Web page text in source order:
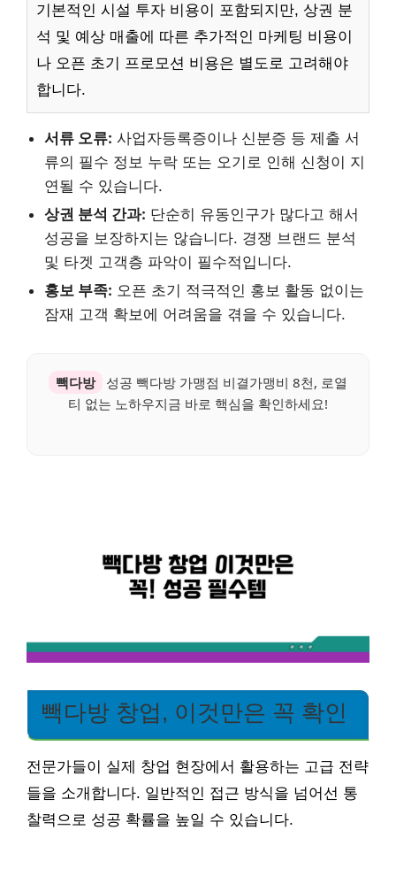
기본적인 시설 투자 비용이 포함되지만, 상권 분
석 및 예상 매출에 따른 추가적인 마케팅 비용이
나 오픈 초기 프로모션 비용은 별도로 고려해야
합니다.
서류 오류: 사업자등록증이나 신분증 등 제출 서
류의 필수 정보 누락 또는 오기로 인해 신청이 지
연될 수 있습니다.
상권 분석 간과: 단순히 유동인구가 많다고 해서
성공을 보장하지는 않습니다. 경쟁 브랜드 분석
및 타겟 고객층 파악이 필수적입니다.
홍보 부족: 오픈 초기 적극적인 홍보 활동 없이는
잠재 고객 확보에 어려움을 겪을 수 있습니다.
빽다방
성공 빽다방 가맹점 비결가맹비 8천, 로열
티 없는 노하우지금 바로 핵심을 확인하세요!
빽다방 창업, 이것만은 꼭 확인
전문가들이 실제 창업 현장에서 활용하는 고급 전략
들을 소개합니다. 일반적인 접근 방식을 넘어선 통
찰력으로 성공 확률을 높일 수 있습니다.